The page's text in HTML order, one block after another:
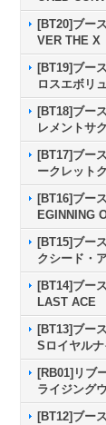
[BT20]ブー
VER THE X
[BT19]ブー
ロスエボリ
[BT18]ブー
レメントサ
[BT17]ブー
ークレット
[BT16]ブー
EGINNING
[BT15]ブー
クシード・
[BT14]ブー
LAST ACE
[BT13]ブー
Sロイヤルナ
[RB01]リブ
ライジング
[BT12]ブー